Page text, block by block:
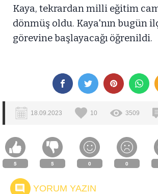
Kaya, tekrardan milli eğitim
dönmüş oldu. Kaya'nın bugün
görevine başlayacağı öğrenildi.
18.09.2023 10 3509
5 5 0 0
YORUM YAZIN